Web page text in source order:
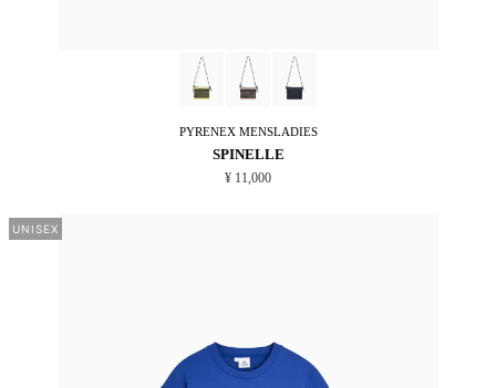
PYRENEXMENSLADIES
SPINELLE
¥ 11,000
UNISEX